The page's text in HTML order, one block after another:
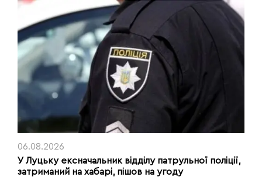
06.08.2026
У Луцьку ексначальник відділу патрульної поліції,
затриманий на хабарі, пішов на угоду